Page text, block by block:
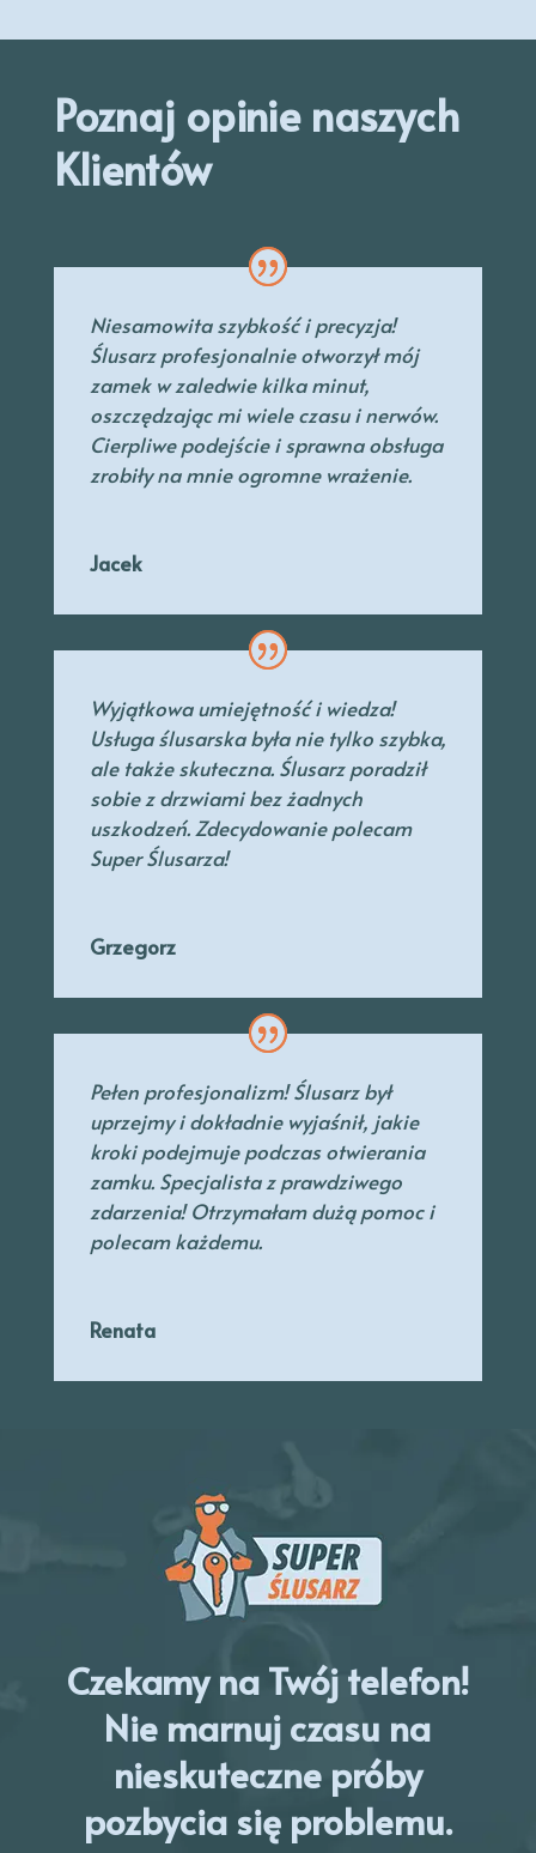
Poznaj opinie naszych
Klientów
Niesamowita szybkość i precyzja!
Ślusarz profesjonalnie otworzył mój
zamek w zaledwie kilka minut,
oszczędzając mi wiele czasu i nerwów.
Cierpliwe podejście i sprawna obsługa
zrobiły na mnie ogromne wrażenie.
Jacek
Wyjątkowa umiejętność i wiedza!
Usługa ślusarska była nie tylko szybka,
ale także skuteczna. Ślusarz poradził
sobie z drzwiami bez żadnych
uszkodzeń. Zdecydowanie polecam
Super Ślusarza!
Grzegorz
Pełen profesjonalizm! Ślusarz był
uprzejmyi dokładnie wyjaśnił, jakie
kroki podejmuje podczas otwierania
zamku. Specjalistaz prawdziwego
zdarzenia! Otrzymałam dużą pomoc i
polecam każdemu.
Renata
Czekamy na Twój telefon!
Nie marnuj czasu na
nieskuteczne próby
pozbycia się problemu.